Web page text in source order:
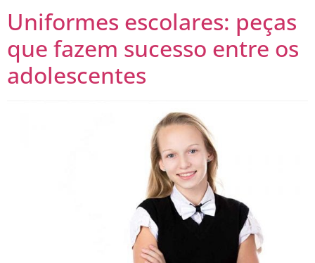
Uniformes escolares: peças
que fazem sucesso entre os
adolescentes